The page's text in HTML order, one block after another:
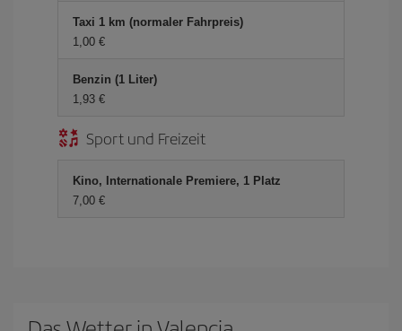
Taxi 1 km (normaler Fahrpreis)
1,00 €
Benzin (1 Liter)
1,93 €
Sport und Freizeit
Kino, Internationale Premiere, 1 Platz
7,00 €